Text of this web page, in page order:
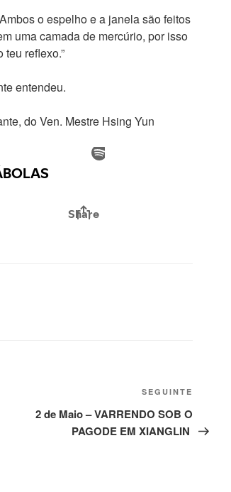
o espelho e a janela são feitos
uma camada de mercúrio, por isso
reflexo.”
entendeu.
do Ven. Mestre Hsing Yun
SEGUINTE
2 de Maio – VARRENDO SOB O
PAGODE EM XIANGLIN